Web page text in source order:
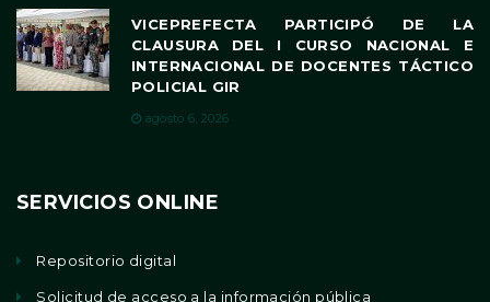
VICEPREFECTA PARTICIPÓ DE LA
CLAUSURA DEL I CURSO NACIONAL E
INTERNACIONAL DE DOCENTES TÁCTICO
POLICIAL GIR
agosto 6, 2026
SERVICIOS ONLINE
Repositorio digital
Solicitud de acceso a la información pública